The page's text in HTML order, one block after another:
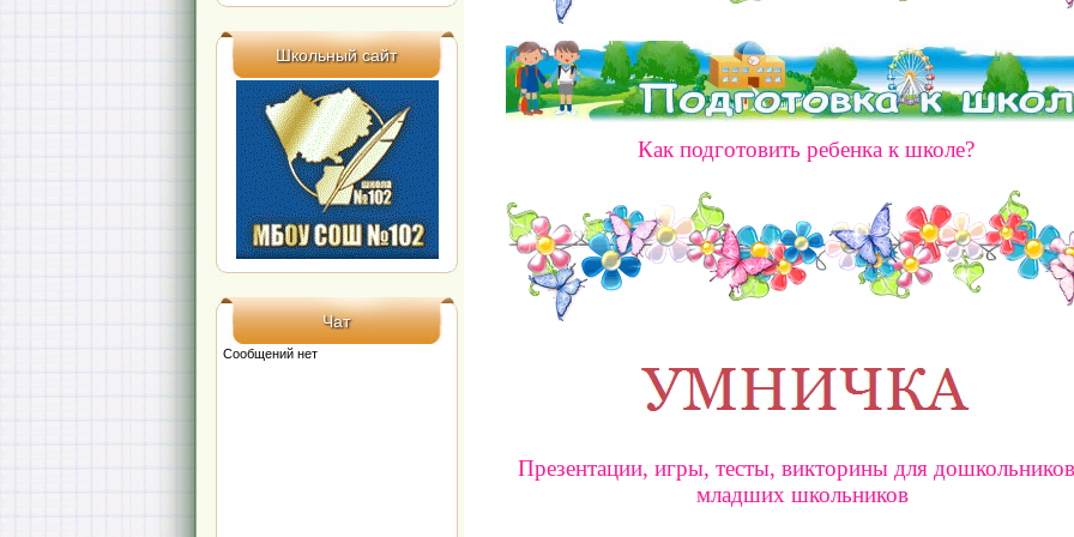
Школьный сайт
Чат
Как подготовить ребенка к школе?
Презентации, игры, тесты, викторины для
младших школьников